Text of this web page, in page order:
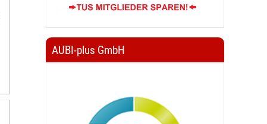
AUBI-plus GmbH